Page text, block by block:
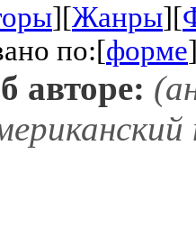
][Жанры][
по:[форме
авторе: